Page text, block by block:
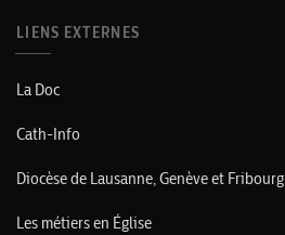
LIENS EXTERNES
La Doc
Cath-Info
Diocèse de Lausanne, Genève et Fribourg
Les métiers en Église